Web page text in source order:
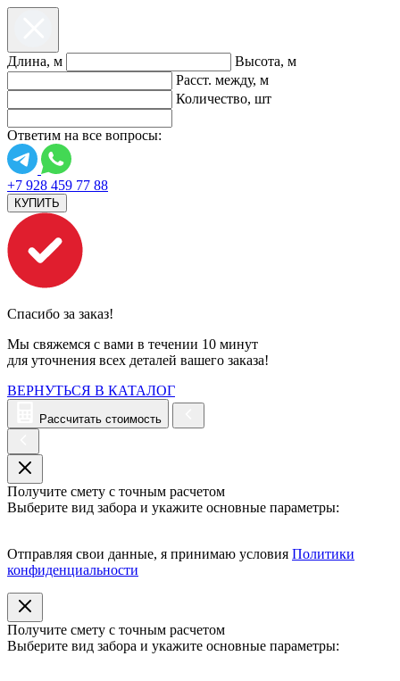
Длина, м
Высота, м
Расст. между, м
Количество, шт
Ответим на все вопросы:
+7 928 459 77 88
КУПИТЬ
Спасибо за заказ!
Мы свяжемся с вами в течении 10 минут
для уточнения всех деталей вашего заказа!
ВЕРНУТЬСЯ В КАТАЛОГ
Рассчитать стоимость
Получите смету с точным расчетом
Выберите вид забора и укажите основные параметры:
Отправляя свои данные, я принимаю условия Политики
конфиденциальности
Получите смету с точным расчетом
Выберите вид забора и укажите основные параметры: